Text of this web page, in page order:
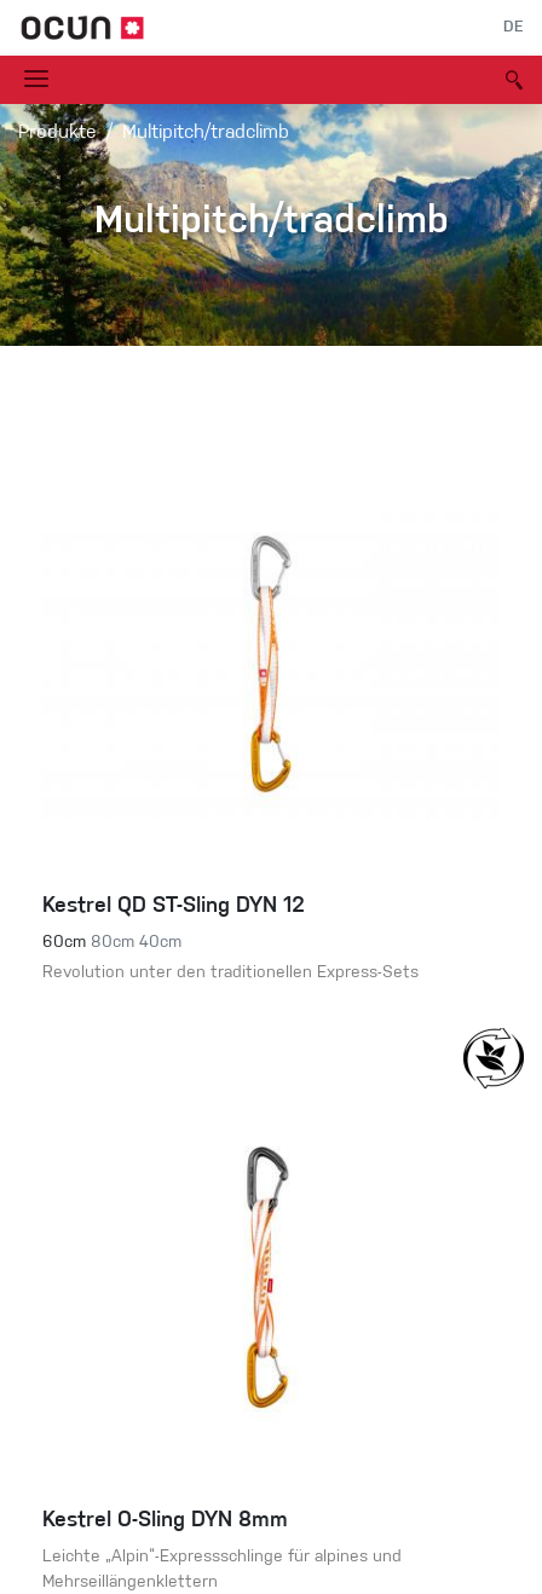
DE
Produkte Multipitch/tradclimb
Multipitch/tradclimb
Kestrel QD ST-Sling DYN 12
60cm 80cm 40cm
Revolution unter den traditionellen Express-Sets
Kestrel O-Sling DYN 8mm
Leichte „Alpin“-Expressschlinge für alpines und
Mehrseillängenklettern